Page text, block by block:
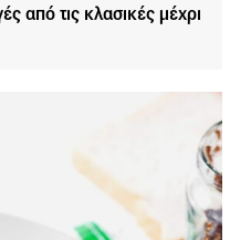
από τις κλασικές μέχρι